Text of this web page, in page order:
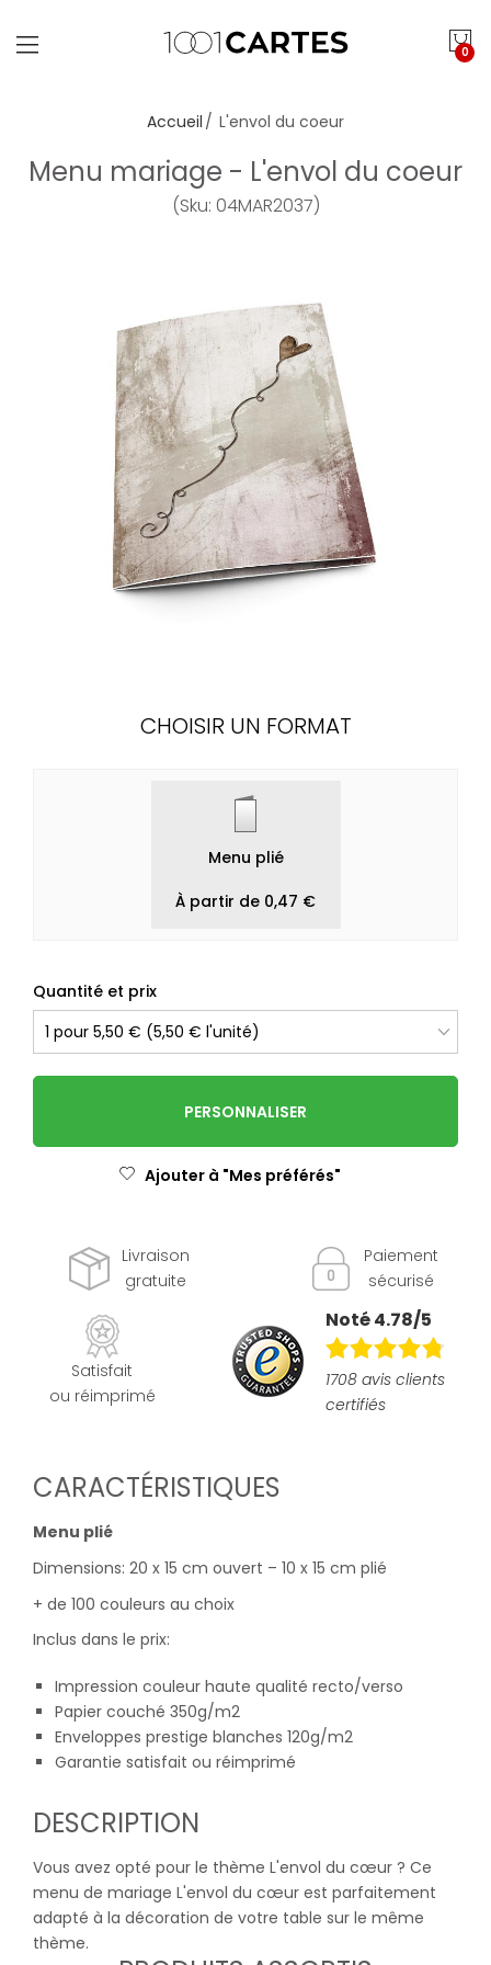
0
Accueil L'envol du coeur
Menu mariage - L'envol du coeur
(Sku: 04MAR2037)
CHOISIR UN FORMAT
Menu plié
À partir de 0,47 €
Quantité et prix
PERSONNALISER
Ajouter à "Mes préférés"
Livraison
gratuite
Paiement
sécurisé
Satisfait
ou réimprimé
Noté 4.78/5
1708 avis clients
certifiés
CARACTÉRISTIQUES
Menu plié
Dimensions: 20 x 15 cm ouvert – 10 x 15 cm plié
+ de 100 couleurs au choix
Inclus dans le prix:
Impression couleur haute qualité recto/verso
Papier couché 350g/m2
Enveloppes prestige blanches 120g/m2
Garantie satisfait ou réimprimé
DESCRIPTION
Vous avez opté pour le thème L'envol du cœur ? Ce
menu de mariage L'envol du cœur est parfaitement
adapté à la décoration de votre table sur le même
thème.